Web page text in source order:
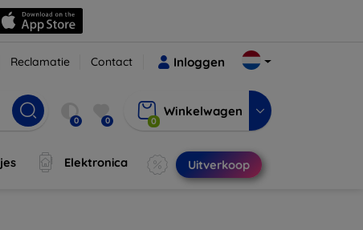
Reclamatie Contact Inloggen
0 0 0
Winkelwagen
Elektronica Uitverkoop